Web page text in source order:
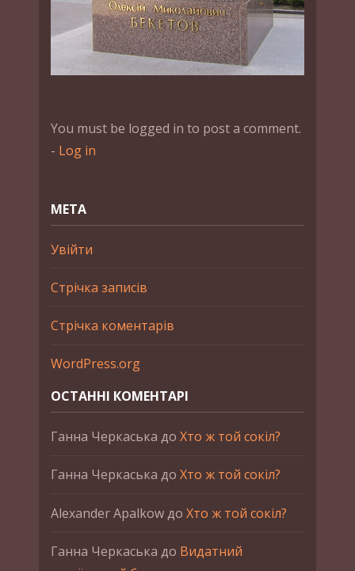
You must be logged in to post a comment.
- Log in
МЕТА
Увійти
Стрічка записів
Стрічка коментарів
WordPress.org
ОСТАННІ КОМЕНТАРІ
Ганна Черкаська до Хто ж той сокіл?
Ганна Черкаська до Хто ж той сокіл?
Alexander Apalkowдо Хто ж той сокіл?
Ганна Черкаська до Видатний